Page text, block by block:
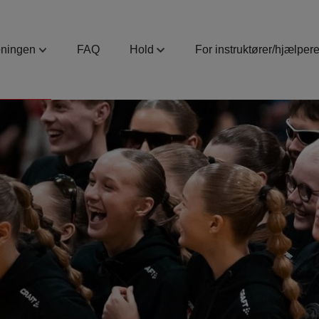
FAQ Hold For instruktører/hjælpere